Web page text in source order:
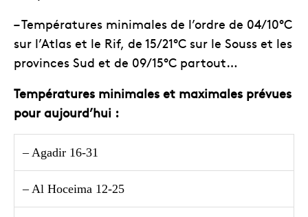
– Températures minimales de l’ordre de 04/10°C
sur l’Atlas et le Rif, de 15/21°C sur le Souss et les
provinces Sud et de 09/15°C partout…
Températures minimales et maximales prévues
pour aujourd’hui :
– Agadir 16-31
– Al Hoceima 12-25